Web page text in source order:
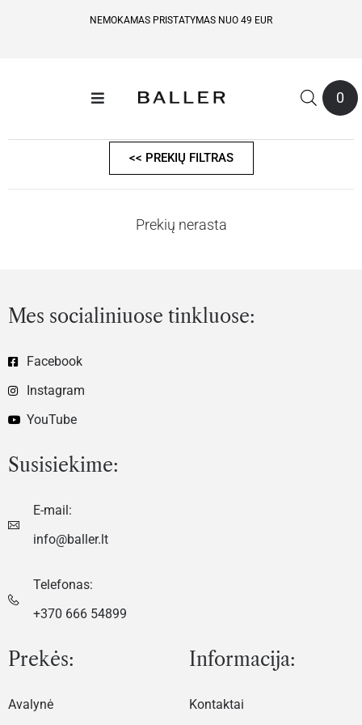
NEMOKAMAS PRISTATYMAS NUO 49 EUR
0
<< PREKIŲ FILTRAS
Prekių nerasta
Mes socialiniuose tinkluose:
Facebook
Instagram
YouTube
Susisiekime:
E-mail:
info@baller.lt
Telefonas:
+370 666 54899
Prekės:
Avalynė
Informacija:
Kontaktai